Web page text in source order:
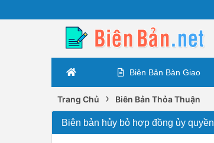
Biên Bản Bàn Giao
Trang Chủ › Biên Bản Thỏa Thuận
Biên bản hủy bỏ hợp đồng ủy quyền